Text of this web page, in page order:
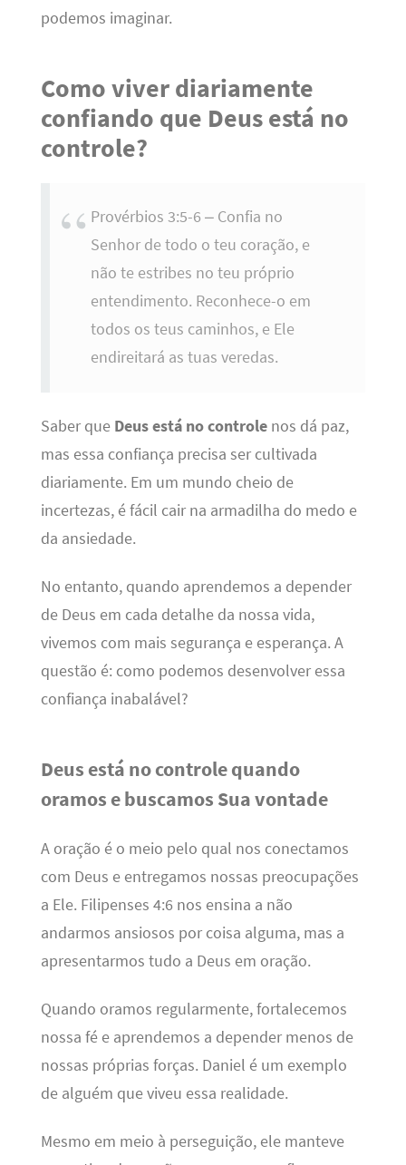
podemos imaginar.
Como viver diariamente
confiando que Deus está no
controle?
Provérbios 3:5-6 – Confia no
Senhor de todo o teu coração, e
não te estribes no teu próprio
entendimento. Reconhece-o em
todos os teus caminhos, e Ele
endireitará as tuas veredas.
Saber que Deus está no controlenos dá paz,
mas essa confiança precisa ser cultivada
diariamente. Em um mundo cheio de
incertezas, é fácil cair na armadilha do medo e
da ansiedade.
No entanto, quando aprendemos a depender
de Deus em cada detalhe da nossa vida,
vivemos com mais segurança e esperança. A
questão é: como podemos desenvolver essa
confiança inabalável?
Deus está no controle quando
oramos e buscamos Sua vontade
A oração é o meio pelo qual nos conectamos
com Deus e entregamos nossas preocupações
a Ele. Filipenses 4:6 nos ensina a não
andarmos ansiosos por coisa alguma, mas a
apresentarmos tudo a Deus em oração.
Quando oramos regularmente, fortalecemos
nossa fé e aprendemos a depender menos de
nossas próprias forças. Daniel é um exemplo
de alguém que viveu essa realidade.
Mesmo em meio à perseguição, ele manteve